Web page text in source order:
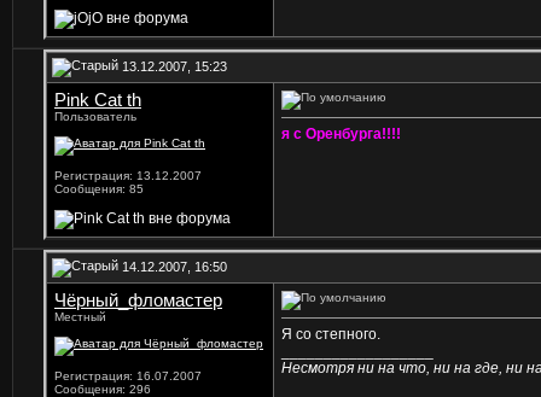
13.12.2007, 15:23
Pink Cat th
Пользователь
Регистрация: 13.12.2007
Сообщения: 85
я с Оренбурга!!!!
14.12.2007, 16:50
Чёрный_фломастер
Местный
Регистрация: 16.07.2007
Сообщения: 296
Я со степного.
Несмотря ни на что, ни на где, ни